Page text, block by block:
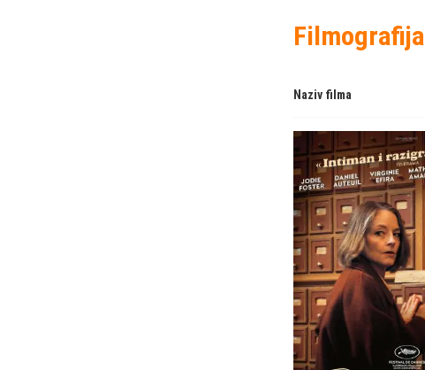
Filmografija
Naziv filma